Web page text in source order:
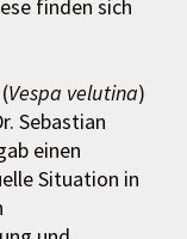
finden sich
Vespa velutina)
Sebastian
einen
Situation in